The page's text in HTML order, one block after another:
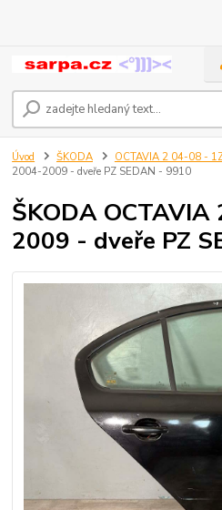
Úvod ŠKODA OCTAVIA 2 04-08 -
2004-2009 - dveře PZ SEDAN - 9910
ŠKODA
2009 - dveře PZ